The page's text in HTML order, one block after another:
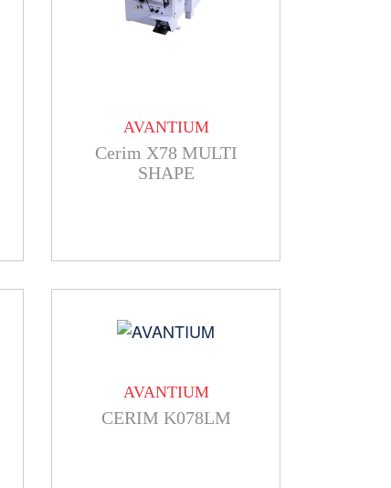
AVANTIUM
Cerim X78 MULTI
SHAPE
AVANTIUM
CERIM K078LM